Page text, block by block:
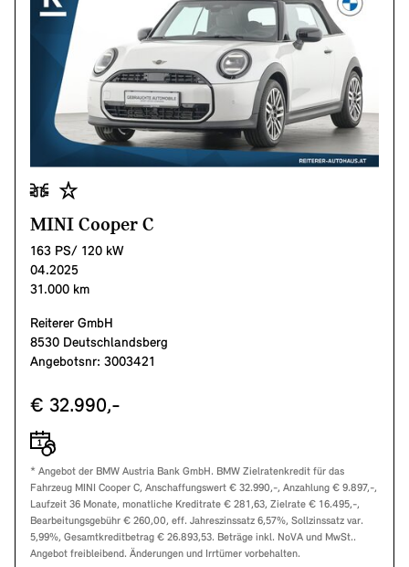
MINI Cooper C
163 PS/ 120 kW
04.2025
31.000 km
Reiterer GmbH
8530 Deutschlandsberg
Angebotsnr: 3003421
€ 32.990,-
* Angebot der BMW Austria Bank GmbH. BMW Zielratenkredit für das
Fahrzeug MINI Cooper C, Anschaffungswert € 32.990,-, Anzahlung € 9.897,-,
Laufzeit 36 Monate, monatliche Kreditrate € 281,63, Zielrate € 16.495,-,
Bearbeitungsgebühr € 260,00, eff. Jahreszinssatz 6,57%, Sollzinssatz var.
5,99%, Gesamtkreditbetrag € 26.893,53. Beträge inkl. NoVA und MwSt..
Angebot freibleibend. Änderungen und Irrtümer vorbehalten.